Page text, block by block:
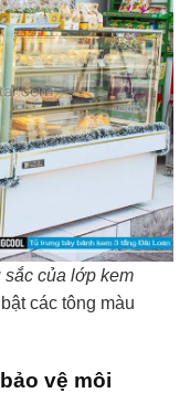
sắc của lớp kem
các tông màu
vệ môi